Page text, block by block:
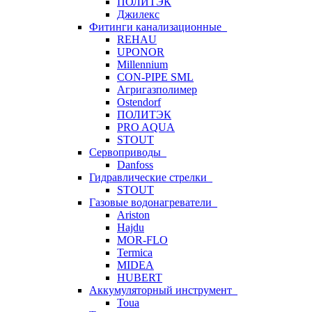
Джилекс
Фитинги канализационные
REHAU
UPONOR
Millennium
CON-PIPE SML
Агригазполимер
Ostendorf
ПОЛИТЭК
PRO AQUA
STOUT
Сервоприводы
Danfoss
Гидравлические стрелки
STOUT
Газовые водонагреватели
Ariston
Hajdu
MOR-FLO
Termica
MIDEA
HUBERT
Аккумуляторный инструмент
Toua